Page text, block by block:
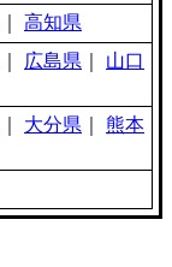
高知県
広島県
山口
大分県
熊本